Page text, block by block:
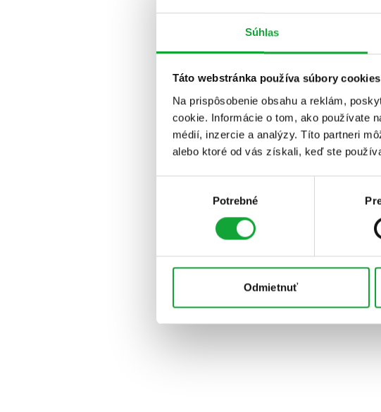
Súhlas
Táto webstránka používa súbory cookies
Na prispôsobenie obsahu a reklám,
cookie. Informácie o tom, ako používate
médií, inzercie a analýzy. Títo partneri
alebo ktoré od vás získali, keď ste
Potrebné
Odmietnuť